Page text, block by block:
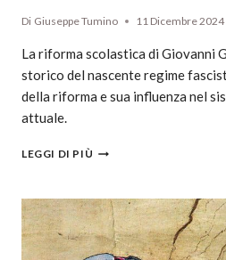
Di Giuseppe Tumino 11 Dicembre 2024
La riforma scolastica di Giovanni
storico del nascente regime
della riforma e sua influenza nel
attuale.
LEGGI DI PIÙ